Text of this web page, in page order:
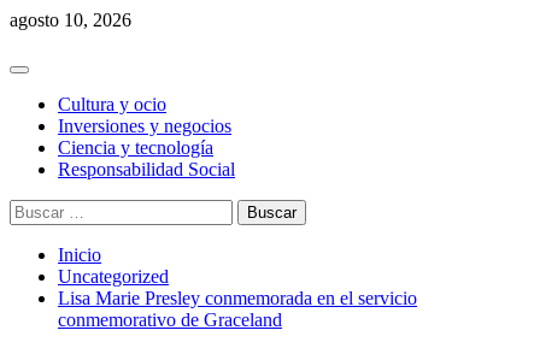
Saltar
contenido
agosto 10, 2026
Menú
principalCultura y ocio
Inversiones y negocios
Ciencia y tecnología
Responsabilidad Social
Buscar:
Inicio
Uncategorized
Lisa Marie Presley conmemorada en el servicio
conmemorativo de Graceland